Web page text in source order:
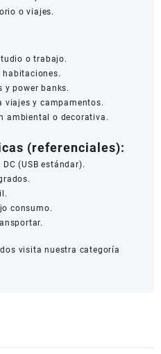
o viajes.
o trabajo.
y power banks.
y campamentos.
ambiental o decorativa.
(referenciales):
(USB estándar).
consumo.
visita nuestra categoría